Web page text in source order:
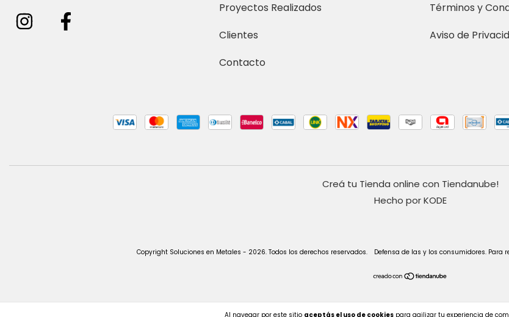
Al navegar por este sitio aceptás el uso de cookies para agilizar tu experiencia de
Proyectos Realizados
Clientes
Contacto
Términos y
Aviso de
Creá tu Tienda online con Tiendanube!
Hecho por KODE
Copyright Soluciones en Metales - 2026. Todos los derechos reservados. Defensa de las y los consumidores. Para